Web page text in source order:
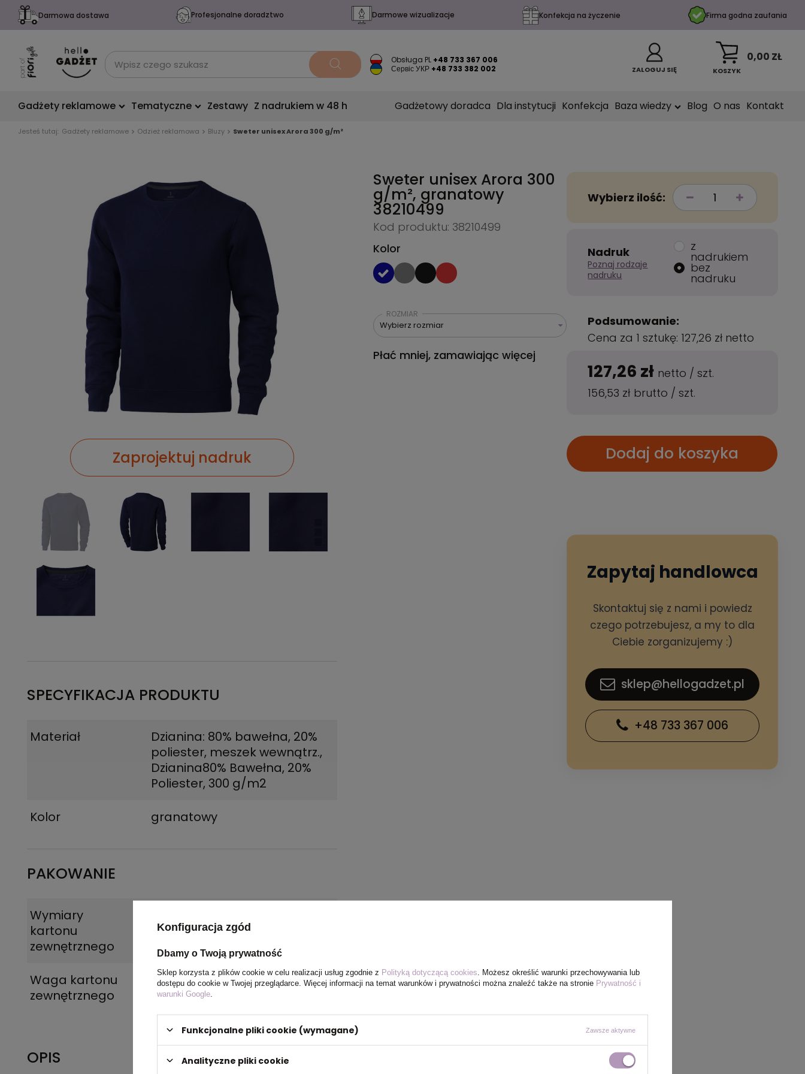
Darmowa dostawa Profesjonalne doradztwo Darmowe wizualizacje Konfekcja na życzenie Firma godna zaufania
Obsługa PL +48 733 367 006
Сервіс УКР +48 733 382 002 ZALOGUJ SIĘ KOSZYK
0,00 ZŁ
Gadżety reklamowe Tematyczne Zestawy Z nadrukiem w 48 h Gadżetowy doradca Dla instytucji Konfekcja Baza wiedzy Blog O nas Kontakt
Jesteś tutaj: Gadżety reklamowe Odzież reklamowa Bluzy Sweter unisex Arora 300 g/m²
Zaprojektuj nadruk
SPECYFIKACJA PRODUKTU
Materiał
Dzianina: 80% bawełna, 20%
poliester, meszek wewnątrz.,
Dzianina80% Bawełna, 20%
Poliester, 300 g/m2
Kolor
granatowy
PAKOWANIE
Wymiary
kartonu
zewnętrznego
Waga kartonu
zewnętrznego
10 kg
OPIS
Sweter unisex Arora 300
g/m², granatowy
38210499
Kod produktu: 38210499
Kolor
ROZMIAR
Wybierz rozmiar
Płać mniej, zamawiając więcej
Wybierz ilość:
Nadruk
Poznaj rodzaje
nadruku
z
nadrukiem
bez
nadruku
Podsumowanie:
Cena za 1 sztukę: 127,26 zł netto
127,26 zł netto /szt.
156,53 zł brutto /szt.
Dodaj do koszyka
Zapytaj handlowca
Skontaktuj się z nami i powiedz
czego potrzebujesz, a my to dla
Ciebie zorganizujemy :)
sklep@hellogadzet.pl
+48 733 367 006
Konfiguracja zgód
Dbamy o Twoją prywatność
Sklep korzysta z plików cookie w celu realizacji usług zgodnie z Polityką dotyczącą cookies . Możesz określić warunki przechowywania lub
dostępu do cookie w Twojej przeglądarce. Więcej informacji na temat warunków i prywatności można znaleźć także na stronie Prywatność i
warunki Google
Funkcjonalne pliki cookie (wymagane) Zawsze aktywne
Analityczne pliki cookie